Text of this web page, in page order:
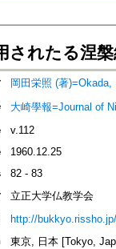
されたる涅
岡田栄照 (著)=Okada,
大崎學報=Journal of
v.112
1960.12.25
82 - 83
立正大学仏教学会
http://
東京, 日本 [Tokyo,